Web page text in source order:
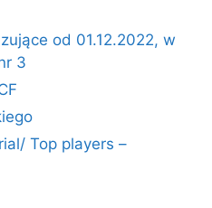
od 01.12.2022, w
3
Top players –